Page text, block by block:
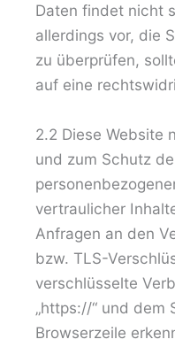
Daten findet nicht
allerdings vor, die
zu überprüfen,
auf eine
2.2 Diese Website
und zum Schutz
vertraulicher
Anfragen an den
bzw. TLS-
verschlüsselte
„https://“ und dem
Browserzeile